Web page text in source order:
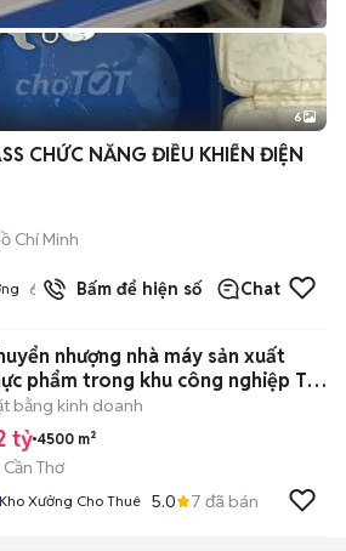
+2
6
CHỨC NĂNG ĐIỀU KHIỂN ĐIỆN
Chí Minh
6 đã bánBấm để hiện số Chat
nhượng nhà máy sản xuất
phẩm trong khu công nghiệp Trà
bằng kinh doanh
tỷ 4500 m²
Cần Thơ
Kho Xưởng Cho Thuê 5.0 7 đã bán